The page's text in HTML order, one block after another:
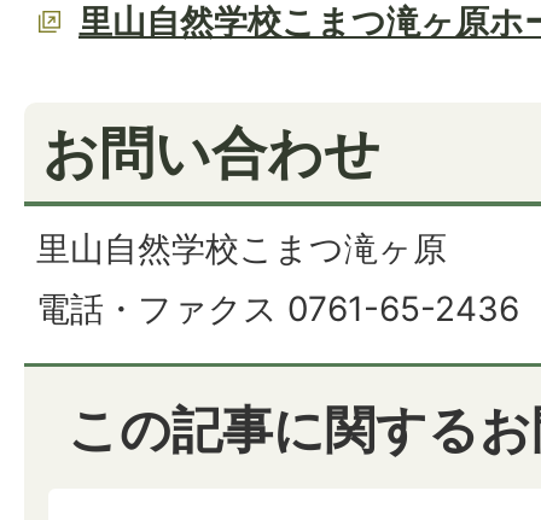
里山自然学校こまつ滝ヶ原ホ
お問い合わせ
里山自然学校こまつ滝ヶ原
電話・ファクス 0761-65-2436
この記事に関する